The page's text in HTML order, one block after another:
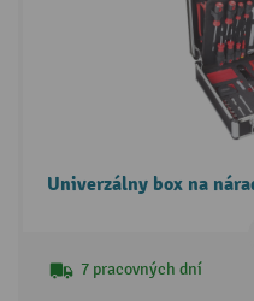
Univerzálny box na
7 pracovných dní